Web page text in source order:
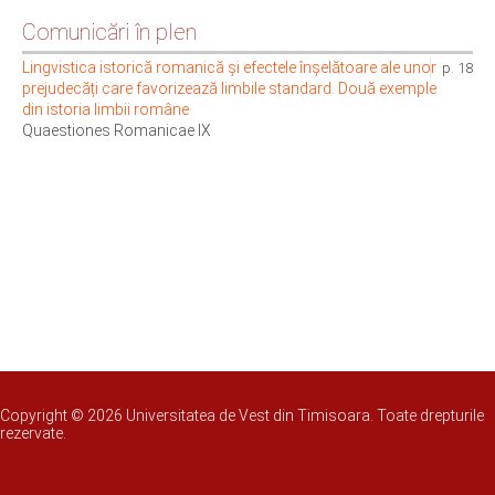
Comunicări în plen
p. 18
Lingvistica istorică romanică și efectele înșelătoare ale unor
prejudecăți care favorizează limbile standard. Două exemple
din istoria limbii române
Quaestiones Romanicae IX
Copyright © 2026 Universitatea de Vest din Timisoara. Toate drepturile
rezervate.